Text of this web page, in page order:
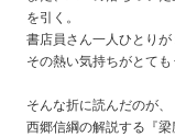
を引く。
書店員さん一人ひとりが
その熱い気持ちがとても
そんな折に読んだのが、
西郷信綱の解説する『